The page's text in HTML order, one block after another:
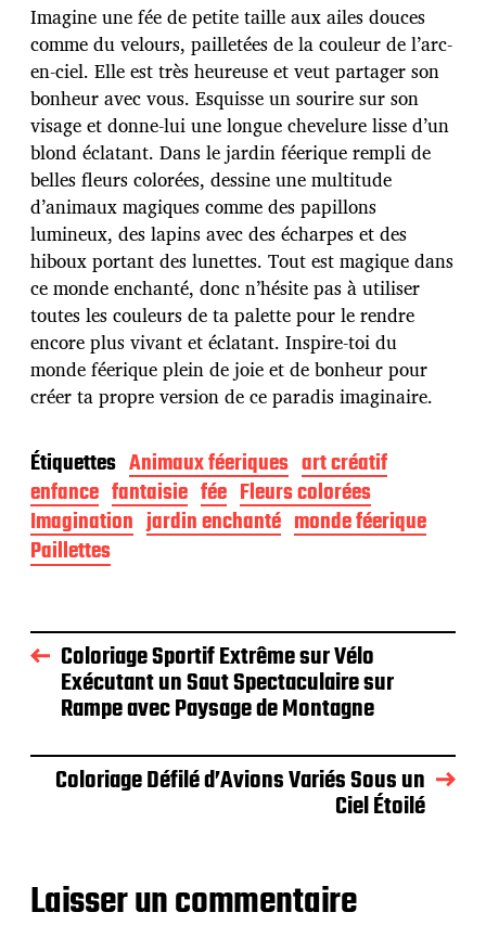
e
p
u
b
l
i
c
a
t
i
o
n
Imagine une fée de petite taille aux ailes douces
comme du velours, pailletées de la couleur de l’arc-
en-ciel. Elle est très heureuse et veut partager son
bonheur avec vous. Esquisse un sourire sur son
visage et donne-lui une longue chevelure lisse d’un
blond éclatant. Dans le jardin féerique rempli de
belles fleurs colorées, dessine une multitude
d’animaux magiques comme des papillons
lumineux, des lapins avec des écharpes et des
hiboux portant des lunettes. Tout est magique dans
ce monde enchanté, donc n’hésite pas à utiliser
toutes les couleurs de ta palette pour le rendre
encore plus vivant et éclatant. Inspire-toi du
monde féerique plein de joie et de bonheur pour
créer ta propre version de ce paradis imaginaire.
Étiquettes Animaux féeriques art créatif
enfance fantaisie fée Fleurs colorées
Imagination jardin enchanté monde féerique
Paillettes
Coloriage Sportif Extrême sur Vélo
Exécutant un Saut Spectaculaire sur
Rampe avec Paysage de Montagne
Coloriage Défilé d’Avions Variés Sous un
Ciel Étoilé
Laisser un commentaire